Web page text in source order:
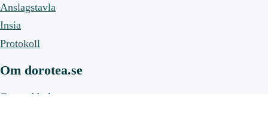
Anslagstavla
Insia
Protokoll
Om dorotea.se
Om webbplatsen